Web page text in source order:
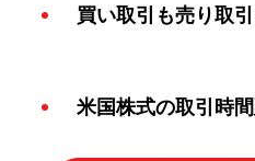
買い取引も売り取
米国株式の取引時